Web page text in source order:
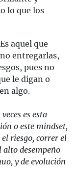
lo que los
aquel que
entregarlas,
pues no
le digan o
algo.
es esta
o este mindset,
riesgo, correr el
alto desempeño
y de evolución